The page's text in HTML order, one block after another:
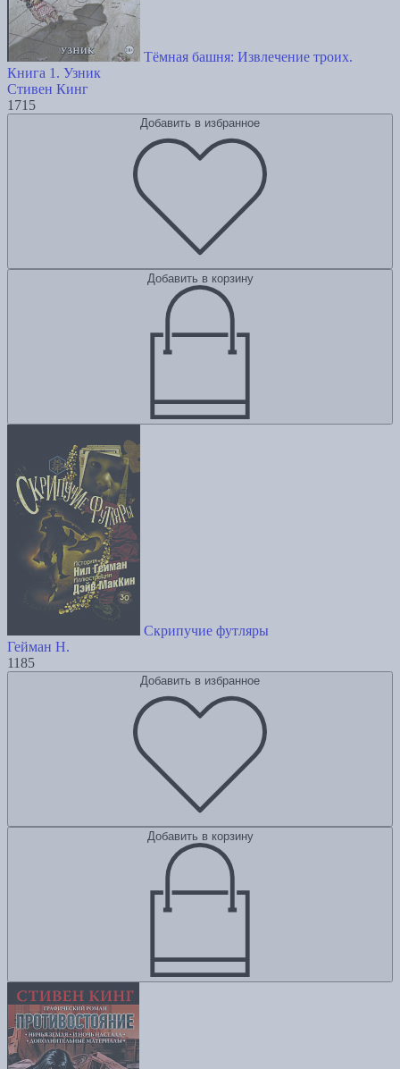
Тёмная башня: Извлечение троих.
Книга 1. Узник
Стивен Кинг
1715
Добавить в избранное
Добавить в корзину
Скрипучие футляры
Гейман Н.
1185
Добавить в избранное
Добавить в корзину